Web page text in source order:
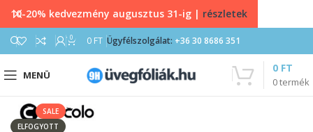
0 0 FT Ügyfélszolgálat: +36 30 8686 351
MENÜ
0termék
0 FT
SALE
ELFOGYOTT
10-20% kedvezmény augusztus 31-ig | részletek